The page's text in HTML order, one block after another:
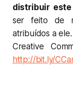
distribuir
ser feito de
atribuídos a ele.
Creative
http://bit.ly/